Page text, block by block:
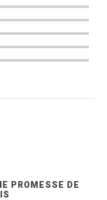
PROMESSE DE